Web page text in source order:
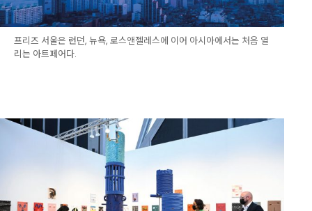
프리즈 서울은 런던, 뉴욕, 로스앤젤레스에 이어 아시아에서는 처음 열
리는 아트페어다.